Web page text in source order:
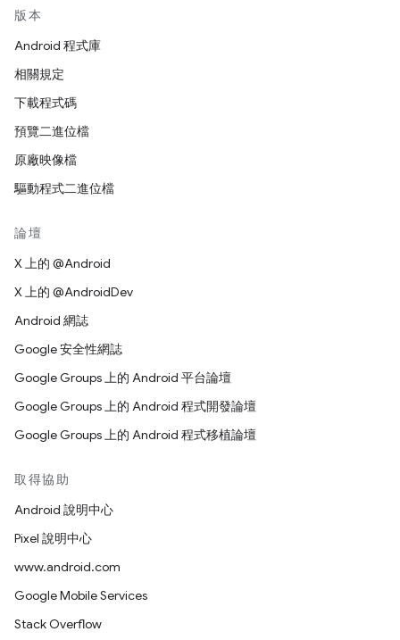
版本
Android 程式庫
相關規定
下載程式碼
預覽二進位檔
原廠映像檔
驅動程式二進位檔
論壇
X 上的 @Android
X 上的 @AndroidDev
Android 網誌
Google 安全性網誌
Google Groups 上的 Android 平台論壇
Google Groups 上的 Android 程式開發論壇
Google Groups 上的 Android 程式移植論壇
取得協助
Android 說明中心
Pixel 說明中心
www.android.com
Google Mobile Services
Stack Overflow